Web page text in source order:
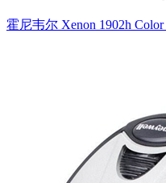
霍尼韦尔 Xenon 1902h